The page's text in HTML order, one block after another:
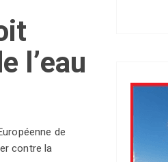
l’eau
de
contre la